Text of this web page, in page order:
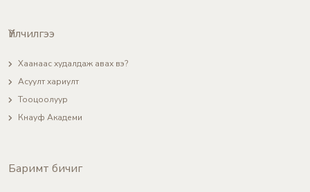
Үйлчилгээ
Хаанаас худалдаж авах вэ?
Асуулт хариулт
Тооцоолуур
Кнауф Академи
Баримт бичиг